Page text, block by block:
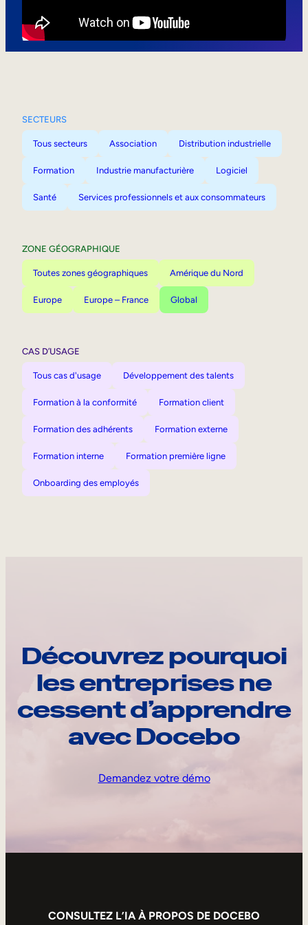
SECTEURS
Tous secteurs Association Distribution industrielle
Formation Industrie manufacturière Logiciel
Santé Services professionnels et aux consommateurs
ZONE GÉOGRAPHIQUE
Toutes zones géographiques Amérique du Nord
Europe Europe – France Global
CAS D’USAGE
Tous cas d'usage Développement des talents
Formation à la conformité Formation client
Formation des adhérents Formation externe
Formation interne Formation première ligne
Onboarding des employés
Découvrez pourquoi
les entreprises ne
cessent d’apprendre
avec Docebo
Demandez votre démo
CONSULTEZ L’IA À PROPOS DE DOCEBO